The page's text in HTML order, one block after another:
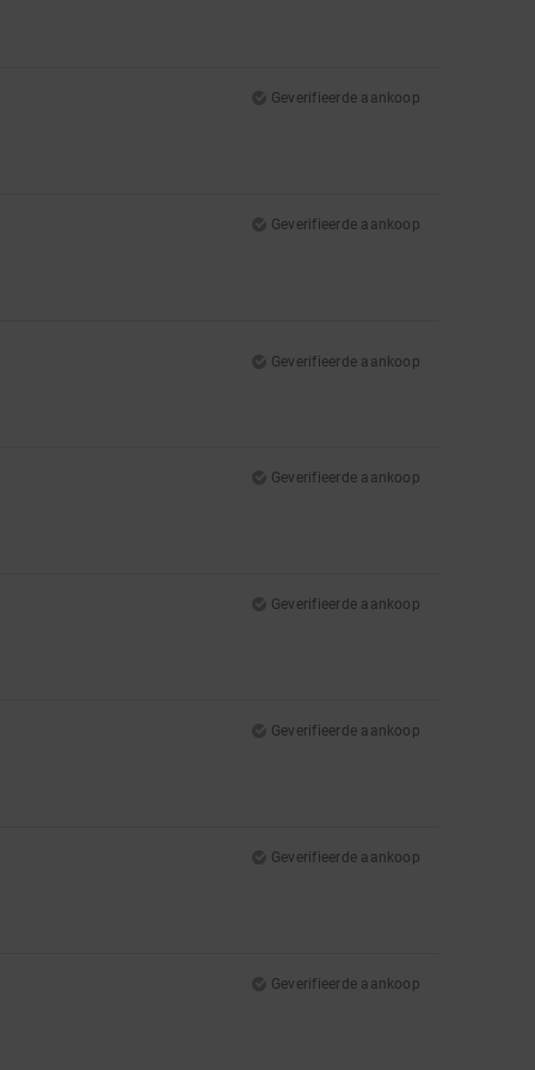
Geverifieerde aankoop
Geverifieerde aankoop
Geverifieerde aankoop
Geverifieerde aankoop
Geverifieerde aankoop
Geverifieerde aankoop
Geverifieerde aankoop
Geverifieerde aankoop